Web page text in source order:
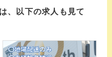
、以下の求人も見て